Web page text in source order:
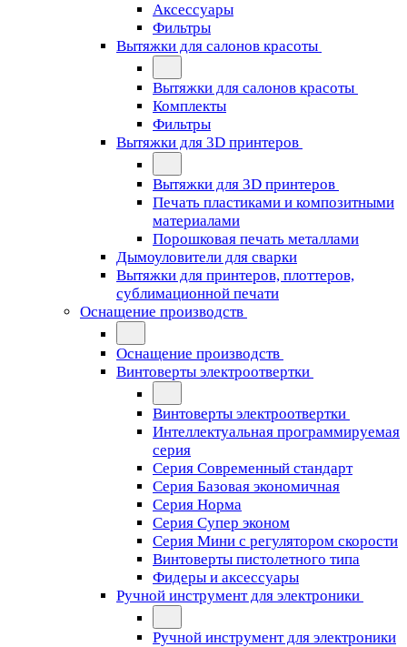
Аксессуары
Фильтры
Вытяжки для салонов красоты
Вытяжки для салонов красоты
Комплекты
Фильтры
Вытяжки для 3D принтеров
Вытяжки для 3D принтеров
Печать пластиками и композитными
материалами
Порошковая печать металлами
Дымоуловители для сварки
Вытяжки для принтеров, плоттеров,
сублимационной печати
Оснащение производств
Оснащение производств
Винтоверты электроотвертки
Винтоверты электроотвертки
Интеллектуальная программируемая
серия
Серия Современный стандарт
Серия Базовая экономичная
Серия Норма
Серия Cупер эконом
Серия Мини с регулятором скорости
Винтоверты пистолетного типа
Фидеры и аксессуары
Ручной инструмент для электроники
Ручной инструмент для электроники